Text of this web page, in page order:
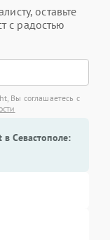
оставьте
с радостью
Вы соглашаетесь с
Севастополе: